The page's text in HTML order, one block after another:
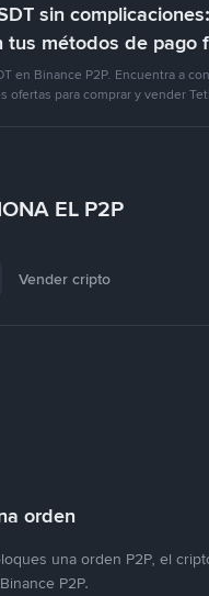
sin
tus métodos de pago
en Binance P2P. Encuentra a
ofertas para comprar y vender
EL P2P
Vender cripto
orden
una orden P2P, el
P2P.